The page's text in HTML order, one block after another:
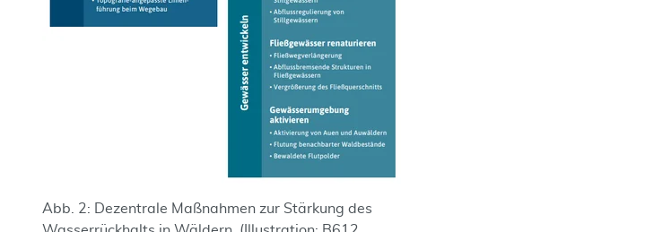
Abb. 2: Dezentrale Maßnahmen zur Stärkung des